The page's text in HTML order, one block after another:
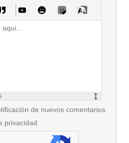
de nuevos comentarios
privacidad